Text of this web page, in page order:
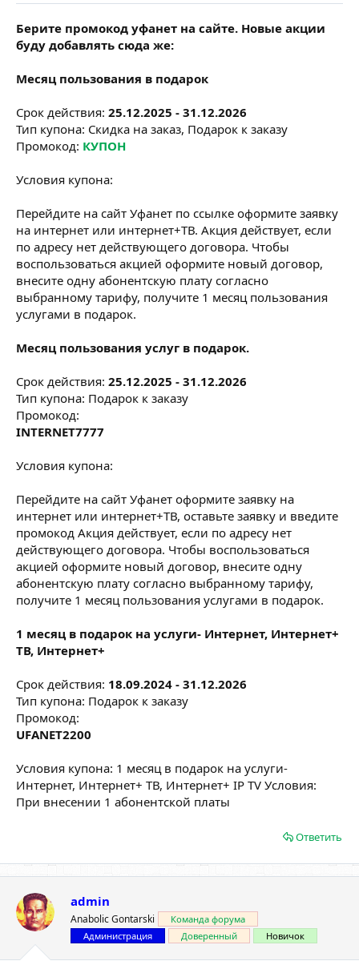
Берите промокод уфанет на сайте. Новые акции
буду добавлять сюда же:
Месяц пользования в подарок
Срок действия: 25.12.2025 - 31.12.2026
Тип купона: Скидка на заказ, Подарок к заказу
Промокод: КУПОН
Условия купона:
Перейдите на сайт Уфанет по ссылке оформите заявку
на интернет или интернет+ТВ. Акция действует, если
по адресу нет действующего договора. Чтобы
воспользоваться акцией оформите новый договор,
внесите одну абонентскую плату согласно
выбранному тарифу, получите 1 месяц пользования
услугами в подарок.
Месяц пользования услуг в подарок.
Срок действия: 25.12.2025 - 31.12.2026
Тип купона: Подарок к заказу
Промокод:
INTERNET7777
Условия купона:
Перейдите на сайт Уфанет оформите заявку на
интернет или интернет+ТВ, оставьте заявку и введите
промокод Акция действует, если по адресу нет
действующего договора. Чтобы воспользоваться
акцией оформите новый договор, внесите одну
абонентскую плату согласно выбранному тарифу,
получите 1 месяц пользования услугами в подарок.
1 месяц в подарок на услуги- Интернет, Интернет+
ТВ, Интернет+
Срок действия: 18.09.2024 - 31.12.2026
Тип купона: Подарок к заказу
Промокод:
UFANET2200
Условия купона: 1 месяц в подарок на услуги-
Интернет, Интернет+ ТВ, Интернет+ IP TV Условия:
При внесении 1 абонентской платы
Ответить
admin
Anabolic Gontarski
Команда форума
Администрация
Доверенный Новичок